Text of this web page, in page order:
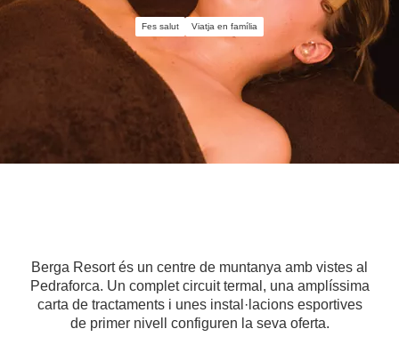
Fes salut Viatja en família
Berga Resort és un centre de muntanya amb vistes al
Pedraforca. Un complet circuit termal, una amplíssima
carta de tractaments i unes instal·lacions esportives
de primer nivell configuren la seva oferta.